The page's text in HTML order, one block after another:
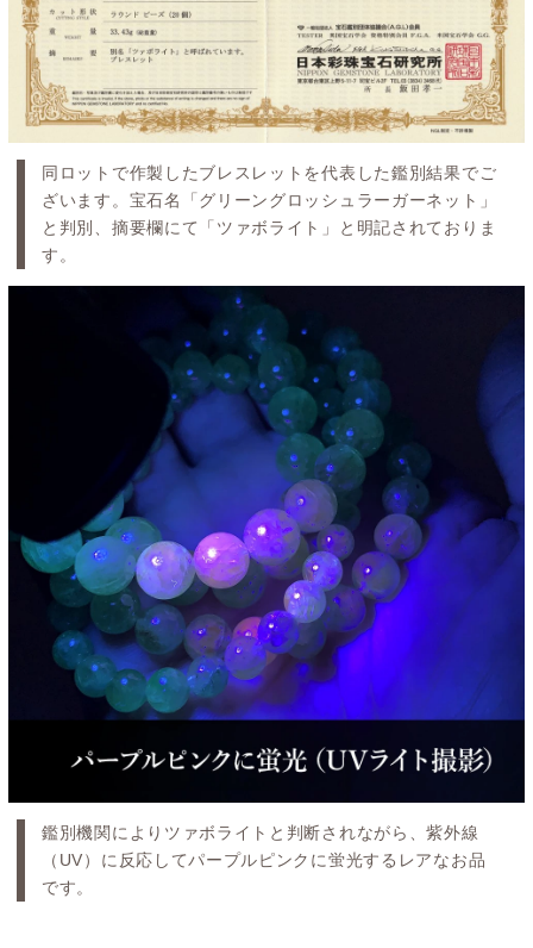
同ロットで作製したブレスレットを代表した鑑別結果でご
ざいます。宝石名「グリーングロッシュラーガーネット」
と判別、摘要欄にて「ツァボライト」と明記されておりま
す。
鑑別機関によりツァボライトと判断されながら、紫外線
（UV）に反応してパープルピンクに蛍光するレアなお品
です。